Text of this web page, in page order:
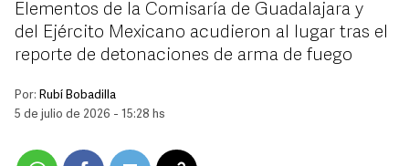
Elementos de la Comisaría de Guadalajara y
del Ejército Mexicano acudieron al lugar tras el
reporte de detonaciones de arma de fuego
Por: Rubí Bobadilla
5 de julio de 2026 - 15:28 hs